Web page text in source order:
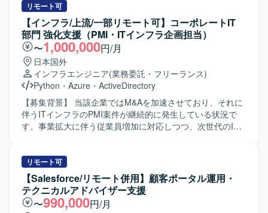
リモート可
【インフラ/上流/一部リモート可】コーポレートIT
部門 強化支援（PMI・ITインフラ企画担当）
〜1,000,000円/月
日本国外
インフラエンジニア(業務委託・フリーランス)
Python ・ Azure ・ ActiveDirectory
【募集背景】 当該企業ではM&Aを加速させており、それに
伴うITインフラのPMI案件が継続的に発生している状況で
す。事業拡大に伴う従業員増加に対応しつつ、次世代のIT
す。変動する業務量へ柔軟に対応し、PMI案件の推進力を高
めるために経験豊富な方に即戦力としてご活躍いただきた
く、本案件を募集いたします。 【作業内容】 M&A成立後の
PMI案件発生時に、プロジェクトリーダーとしてITインフラ
統合プロジェクトの中心的な役割を担っていただきます。
リモート可
【Salesforce/リモート併用】顧客ポータル運用・
テクニカルアドバイザー支援
〜990,000円/月